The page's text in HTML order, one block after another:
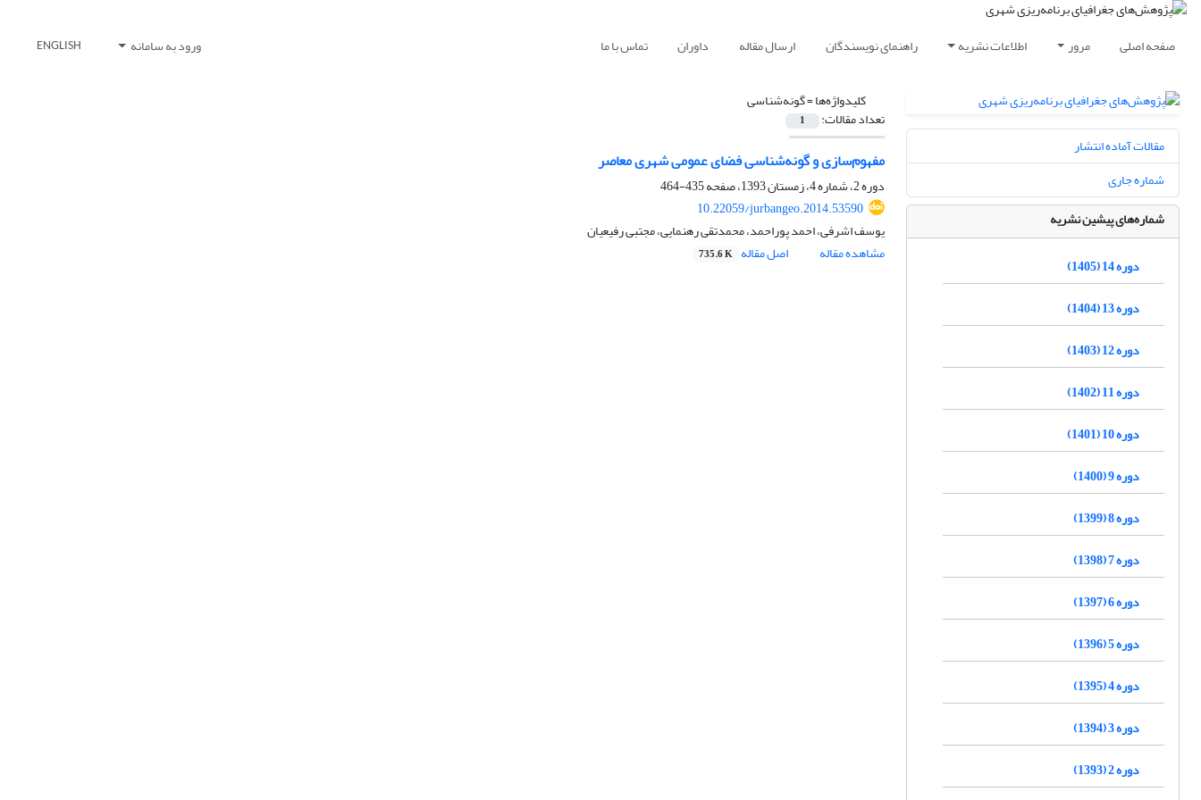
صفحه اصلی مرور اطلاعات نشریه راهنمای نویسندگان ارسال مقاله داوران تماس با ما ورود به سامانه ENGLISH
کلیدواژه‌ها =گونه‌شناسی
تعداد مقالات: 1
مفهوم‌سازی و گونه‌شناسی فضای عمومی شهری معاصر
دوره 2، شماره 4، زمستان 1393، صفحه
435-464
10.22059/jurbangeo.2014.53590
یوسف اشرفی، احمد پوراحمد، محمدتقی رهنمایی، مجتبی رفیعیان
مشاهده مقاله
اصل مقاله 735.6 K
مقالات آماده انتشار
شماره جاری
شماره‌های پیشین نشریه
دوره 14 (1405)
دوره 13 (1404)
دوره 12 (1403)
دوره 11 (1402)
دوره 10 (1401)
دوره 9 (1400)
دوره 8 (1399)
دوره 7 (1398)
دوره 6 (1397)
دوره 5 (1396)
دوره 4 (1395)
دوره 3 (1394)
دوره 2 (1393)